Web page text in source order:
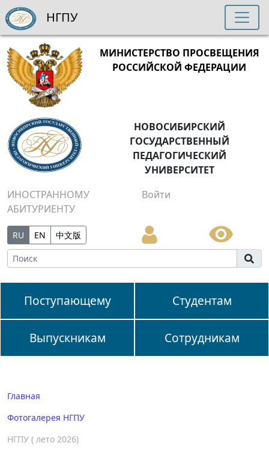
МИНИСТЕРСТВО ПРОСВЕЩЕНИЯ
РОССИЙСКОЙ ФЕДЕРАЦИИ
НОВОСИБИРСКИЙ
ГОСУДАРСТВЕННЫЙ
ПЕДАГОГИЧЕСКИЙ
УНИВЕРСИТЕТ
ИНОСТРАННОМУ
АБИТУРИЕНТУ
Войти
RU EN 中文版
Поступающему Студентам
Выпускникам Сотрудникам
НГПУ
Главная
Фотогалерея НГПУ
НГПУ ( лето 2026)